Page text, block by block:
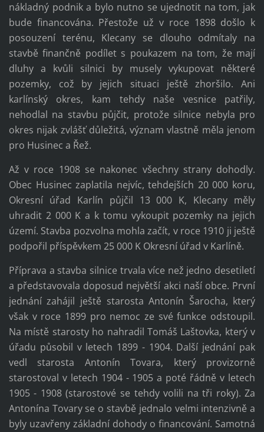
nákladný podnik a bylo nutno se ujednotit na tom, jak
bude financována. Přestože už v roce 1898 došlo k
posouzení terénu, Klecany se dlouho odmítaly na
stavbě finančně podílet s poukazem na tom, že mají
dluhy a kvůli silnici by musely vykupovat některé
pozemky, což by jejich situaci ještě zhoršilo. Ani
karlínský okres, kam tehdy naše vesnice patřily,
nehodlal na stavbu půjčit, protože silnice nebyla pro
okres nijak zvlášť důležitá, význam vlastně měla jenom
pro Husinec a Řež.
Až v roce 1908 se nakonec všechny strany dohodly.
Obec Husinec zaplatila nejvíc, tehdejších 20 000 koru,
Okresní úřad Karlín půjčil 13 000 K, Klecany měly
uhradit 2 000 K a k tomu vykoupit pozemky na jejich
území. Stavba pozvolna mohla začít, v roce 1910 ji ještě
podpořil příspěvkem 25 000 K Okresní úřad v Karlíně.
Příprava a stavba silnice trvala více než jedno desetiletí
a představovala doposud největší akci naší obce. První
jednání zahájil ještě starosta Antonín Šarocha, který
však v roce 1899 pro nemoc ze své funkce odstoupil.
Na místě starosty ho nahradil Tomáš Laštovka, který v
úřadu působil v letech 1899 - 1904. Další jednání pak
vedl starosta Antonín Tovara, který provizorně
starostoval v letech 1904 - 1905 a poté řádně v letech
1905 - 1908 (starostové se tehdy volili na tři roky). Za
Antonína Tovary se o stavbě jednalo velmi intenzivně a
byly uzavřeny základní dohody o financování. Samotná